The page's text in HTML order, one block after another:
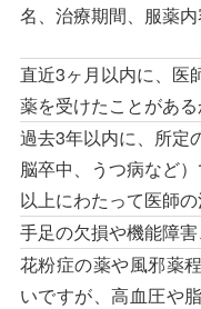
名、治療期間、服薬内
直近3ヶ月以内に、医
薬を受けたことがあ
過去3年以内に、所定
脳卒中、うつ病など
以上にわたって医師
手足の欠損や機能障
花粉症の薬や風邪薬
いですが、高血圧や